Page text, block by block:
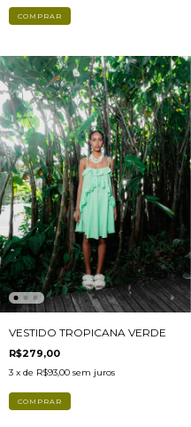
COMPRAR
VESTIDO TROPICANA VERDE
R$279,00
3 x de R$93,00 sem juros
COMPRAR